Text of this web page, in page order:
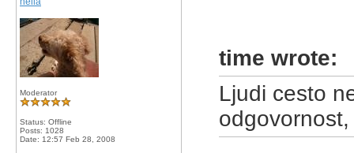
Moderator
Status: Offline
Posts: 1028
Date: 12:57 Feb 28, 2008
time wrote:
Ljudi cesto